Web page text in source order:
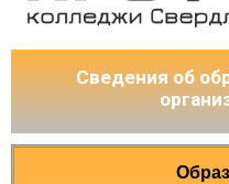
Сведения об